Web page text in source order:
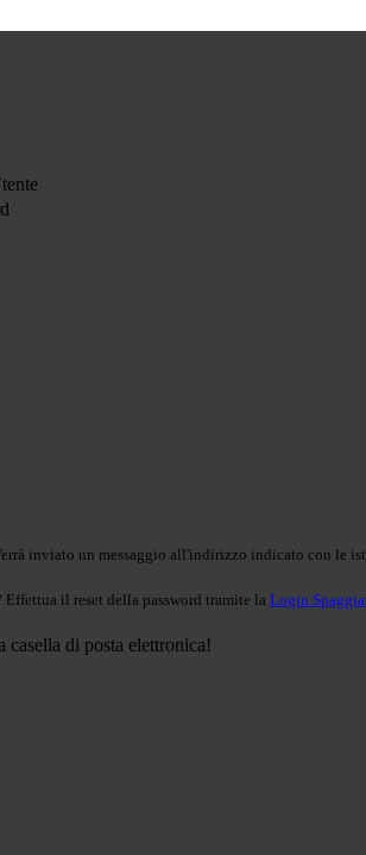
inviato un messaggio all'indirizzo indicato con le
il reset della password tramite la Login
di posta elettronica!